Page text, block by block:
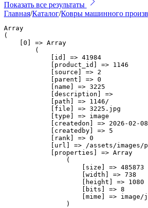
Показать все результаты
Главная/Каталог/Ковры машинного
Array
(
    [0] => Array
        (
            [id] => 41984
            [product_id] => 1146
            [source] => 2
            [parent] => 0
            [name] => 3225
            [description] =>
            [path] => 1146/
            [file] => 3225.jpg
            [type] => image
[createdon] => 2026-02-
            [createdby] => 5
            [rank] => 0
[url] => /assets/images/
            [properties] => Array
                (
                    [size] => 485873
                    [width] => 738
                    [height] => 1080
                    [bits] => 8
[mime] => image/
                )